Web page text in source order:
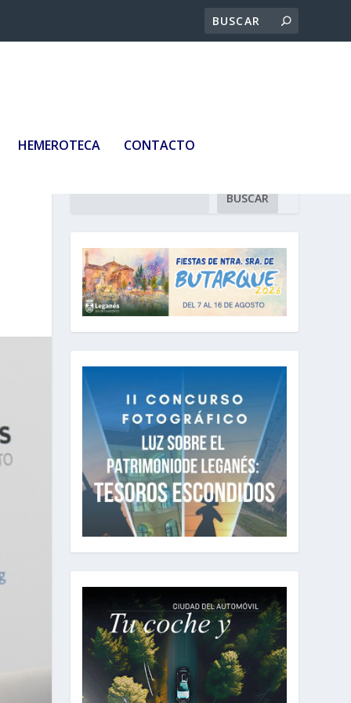
HEMEROTECA CONTACTO
BUSCAR